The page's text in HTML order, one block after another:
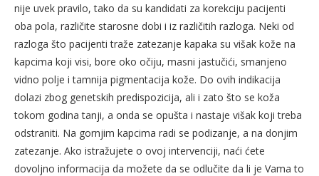
nije uvek pravilo, tako da su kandidati za korekciju pacijenti
oba pola, različite starosne dobi i iz različitih razloga. Neki od
razloga što pacijenti traže zatezanje kapaka su višak kože na
kapcima koji visi, bore oko očiju, masni jastučići, smanjeno
vidno polje i tamnija pigmentacija kože. Do ovih indikacija
dolazi zbog genetskih predispozicija, ali i zato što se koža
tokom godina tanji, a onda se opušta i nastaje višak koji treba
odstraniti. Na gornjim kapcima radi se podizanje, a na donjim
zatezanje. Ako istražujete o ovoj intervenciji, naći ćete
dovoljno informacija da možete da se odlučite da li je Vama to